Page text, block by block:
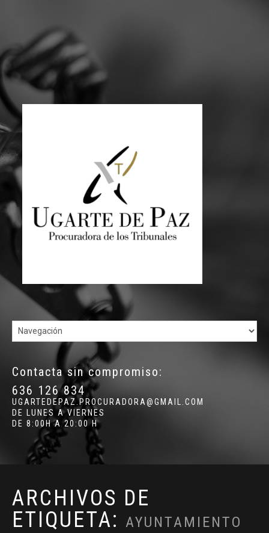
Contacta sin compromiso:
636 126 834
UGARTEDEPAZ.PROCURADORA@GMAIL.COM
DE LUNES A VIERNES
DE 8:00H A 20:00 H
ARCHIVOS DE
ETIQUETA: AYUNTAMIENTO